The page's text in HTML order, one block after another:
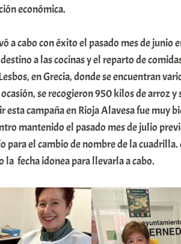
económica.
a cabo con éxito el pasado mes de junio
a las cocinas y el reparto de
en Grecia, donde se encuentran
se recogieron 950 kilos de arroz y
esta campaña en Rioja Alavesa fue muy
mantenido el pasado mes de julio
para el cambio de nombre de la
la fecha idonea para llevarla a cabo.